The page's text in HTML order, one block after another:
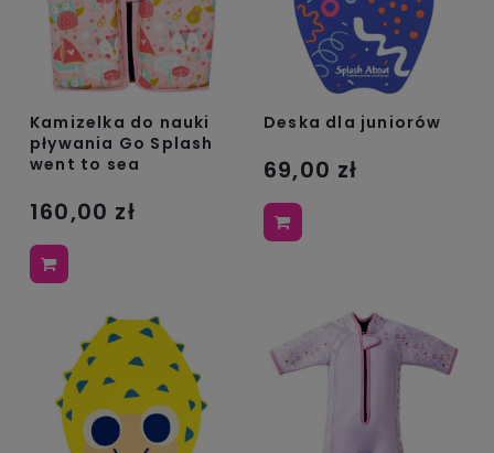
Kamizelka do nauki
pływania Go Splash
went to sea
160,00 zł
Deska dla juniorów
69,00 zł